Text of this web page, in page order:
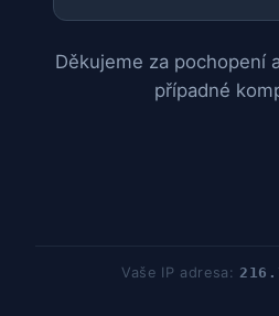
Děkujeme za pochopení
případné
Vaše IP adresa: